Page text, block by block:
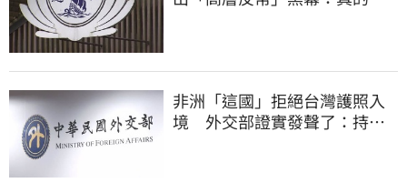
非洲「這國」拒絕台灣護照入
境 外交部證實發聲了：持續